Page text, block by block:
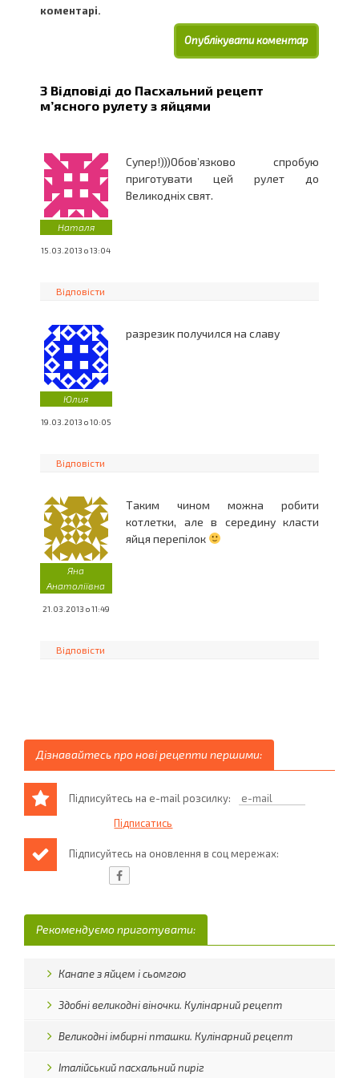
коментарі.
3 Відповіді до Пасхальний рецепт
м’ясного рулету з яйцями
Наталя
15.03.2013 о 13:04
Супер!)))Обов’язково спробую
приготувати цей рулет до
Великодніх свят.
Відповісти
Юлия
19.03.2013 о 10:05
разрезик получился на славу
Відповісти
Яна
Анатоліївна
21.03.2013 о 11:49
Таким чином можна робити
котлетки, але в середину класти
яйця перепілок
Відповісти
Дізнавайтесь про нові рецепти першими:
Підписуйтесь на e-mail розсилку:
Підписуйтесь на оновлення в соц мережах:
Рекомендуємо приготувати:
Канапе з яйцем і сьомгою
Здобні великодні віночки. Кулінарний рецепт
Великодні імбирні пташки. Кулінарний рецепт
Італійський пасхальний пиріг